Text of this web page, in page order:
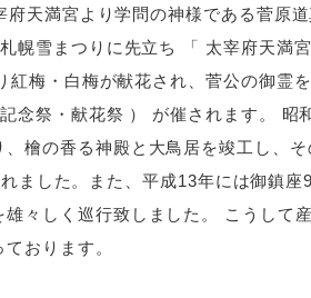
天満宮より学問の神様である菅原
幌雪まつりに先立ち 「 太宰府天満
梅・白梅が献花され、菅公の御霊
念祭・献花祭 ） が催されます。 昭
檜の香る神殿と大鳥居を竣工し、
ました。また、平成13年には御鎮座
々しく巡行致しました。 こうして
おります。